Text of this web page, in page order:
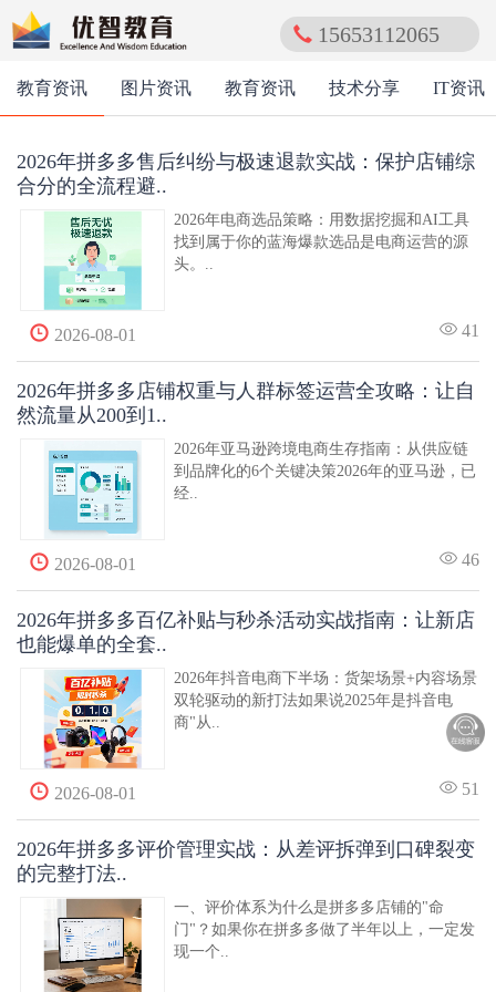
15653112065
教育资讯 图片资讯 教育资讯 技术分享 IT资讯
2026年拼多多售后纠纷与极速退款实战：保护店铺综
合分的全流程避..
2026年电商选品策略：用数据挖掘和AI工具
找到属于你的蓝海爆款选品是电商运营的源
头。..
2026-08-01 41
2026年拼多多店铺权重与人群标签运营全攻略：让自
然流量从200到1..
2026年亚马逊跨境电商生存指南：从供应链
到品牌化的6个关键决策2026年的亚马逊，已
经..
2026-08-01 46
2026年拼多多百亿补贴与秒杀活动实战指南：让新店
也能爆单的全套..
2026年抖音电商下半场：货架场景+内容场景
双轮驱动的新打法如果说2025年是抖音电
商"从..
2026-08-01 51
2026年拼多多评价管理实战：从差评拆弹到口碑裂变
的完整打法..
一、评价体系为什么是拼多多店铺的"命
门"？如果你在拼多多做了半年以上，一定发
现一个..